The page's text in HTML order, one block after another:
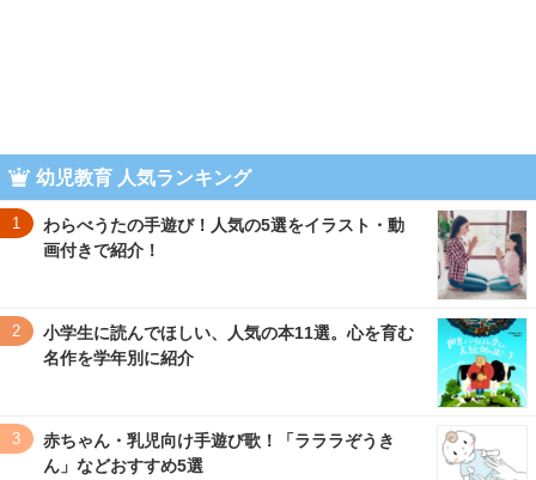
幼児教育 人気ランキング
1
わらべうたの手遊び！人気の5選をイラスト・動
画付きで紹介！
2
小学生に読んでほしい、人気の本11選。心を育む
名作を学年別に紹介
3
赤ちゃん・乳児向け手遊び歌！「ラララぞうき
ん」などおすすめ5選